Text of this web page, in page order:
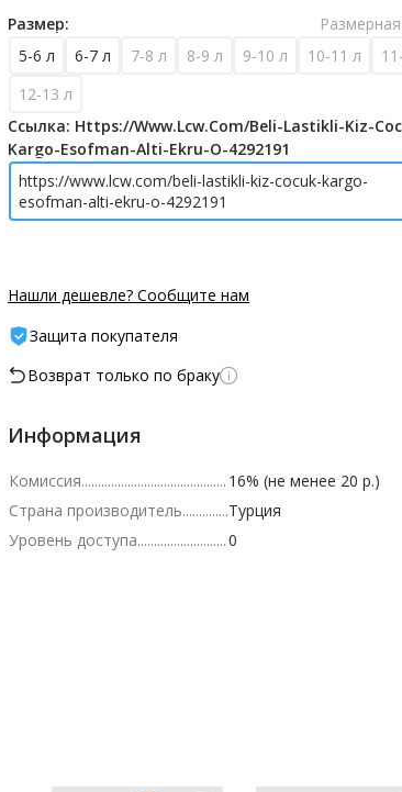
Размер:
5-6 л
6-7 л 7-8 л 8-9 л 9-10 л 10-11 л
12-13 л
Ссылка: Https://www.lcw.com/beli-Lastikli-Kiz-
Kargo-Esofman-Alti-Ekru-O-4292191
https://www.lcw.com/beli-lastikli-kiz-cocuk-kargo-
esofman-alti-ekru-o-4292191
Нашли дешевле? Сообщите нам
Защита покупателя
Возврат только по браку
Информация
Комиссия
16% (не менее 20 р.)
Страна производитель
Турция
Уровень доступа
0